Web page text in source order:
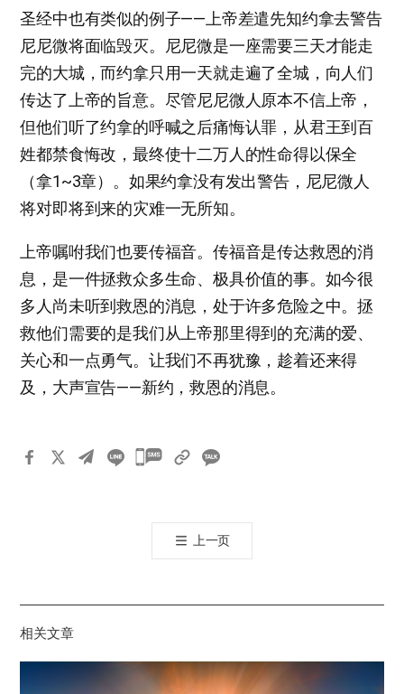
圣经中也有类似的例子——上帝差遣先知约拿去警告
尼尼微将面临毁灭。尼尼微是一座需要三天才能走
完的大城，而约拿只用一天就走遍了全城，向人们
传达了上帝的旨意。尽管尼尼微人原本不信上帝，
但他们听了约拿的呼喊之后痛悔认罪，从君王到百
姓都禁食悔改，最终使十二万人的性命得以保全
（拿1~3章）。如果约拿没有发出警告，尼尼微人
将对即将到来的灾难一无所知。
上帝嘱咐我们也要传福音。传福音是传达救恩的消
息，是一件拯救众多生命、极具价值的事。如今很
多人尚未听到救恩的消息，处于许多危险之中。拯
救他们需要的是我们从上帝那里得到的充满的爱、
关心和一点勇气。让我们不再犹豫，趁着还来得
及，大声宣告——新约，救恩的消息。
카
톡
공
기
上一页
相关文章